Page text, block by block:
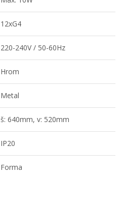
12xG4
220-240V / 50-60Hz
Hrom
Metal
š: 640mm, v: 520mm
IP20
Forma